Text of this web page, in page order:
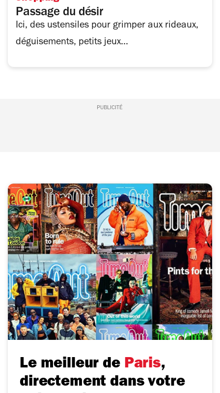
Passage du désir
Ici, des ustensiles pour grimper aux rideaux,
déguisements, petits jeux...
PUBLICITÉ
Le meilleur de Paris,
directement dans votre